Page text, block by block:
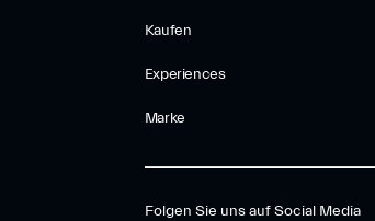
Kaufen
Experiences
Marke
Folgen Sie uns auf Social Media